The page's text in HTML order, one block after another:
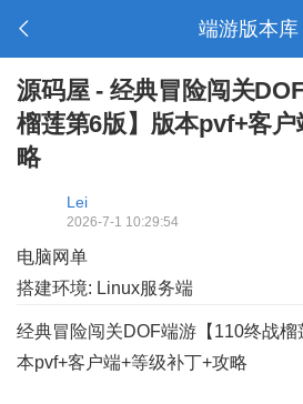
端游版本库
源码屋 - 经典冒险闯关
榴莲第6版】版本pvf+客
略
Lei
2026-7-1 10:29:54
电脑网单
搭建环境: Linux服务端
经典冒险闯关DOF端游【110终战榴
本pvf+客户端+等级补丁+攻略